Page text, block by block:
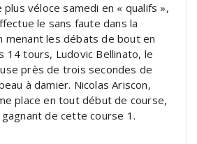
plus véloce samedi en « qualifs »,
le sans faute dans la
menant les débats de bout en
14 tours, Ludovic Bellinato, le
près de trois secondes de
à damier. Nicolas Ariscon,
place en tout début de course,
de cette course 1.